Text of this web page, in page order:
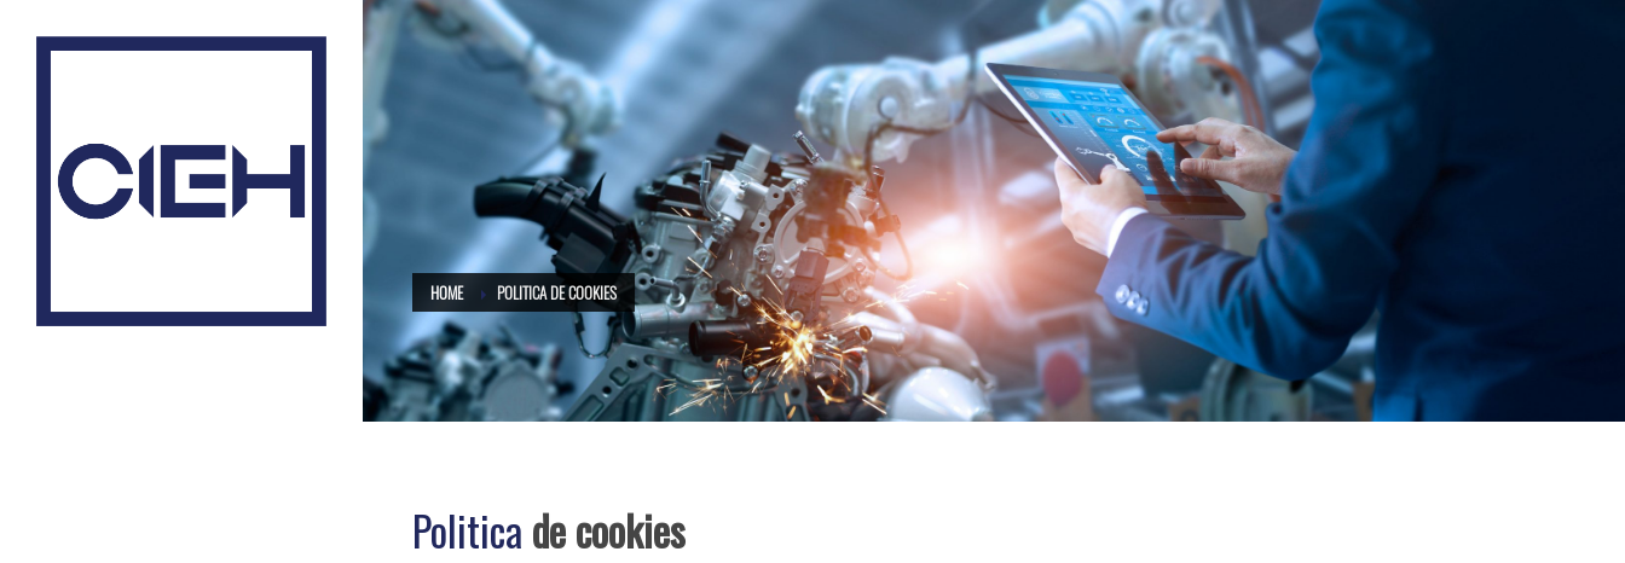
HOME POLITICA DE COOKIES
Politicade cookies